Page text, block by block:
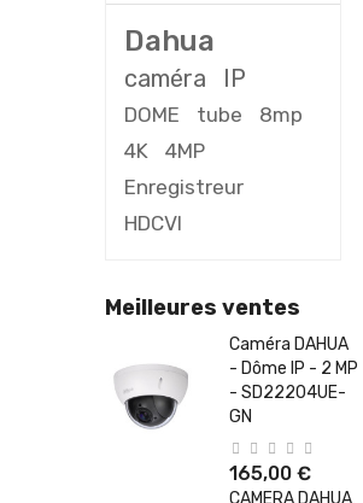
Dahua
caméra IP
DOME tube
8mp
4K
4MP
Enregistreur
HDCVI
Meilleures ventes
Caméra DAHUA
- Dôme IP - 2 MP
- SD22204UE-
GN
165,00 €
CAMERA DAHUA